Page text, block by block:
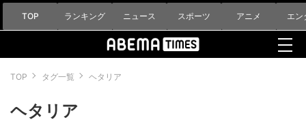
TOP ランキング ニュース スポーツ アニメ エン
TOP タグ一覧 ヘタリア
ヘタリア